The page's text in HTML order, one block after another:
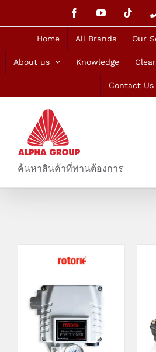
FacebookYouTube Tiktok
Home All Brands Our
About us Knowledge
Contact Us
ค้นหาสินค้าที่ท่านต้องการ
DETAILS